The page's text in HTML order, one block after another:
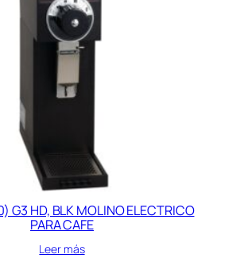
G3 HD, BLK MOLINO ELECTRICO
PARA CAFE
Leer más